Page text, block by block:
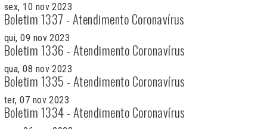
sex, 10 nov 2023
Boletim 1337 - Atendimento Coronavírus
qui, 09 nov 2023
Boletim 1336 - Atendimento Coronavírus
qua, 08 nov 2023
Boletim 1335 - Atendimento Coronavírus
ter, 07 nov 2023
Boletim 1334 - Atendimento Coronavírus